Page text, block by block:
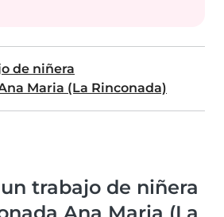
de niñera
Maria (La Rinconada)
trabajo de niñera